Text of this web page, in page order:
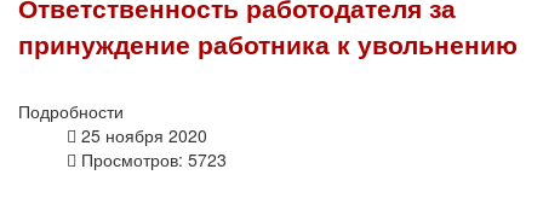
принуждение работника к увольнению
Подробности
25 ноября 2020
Просмотров: 5723